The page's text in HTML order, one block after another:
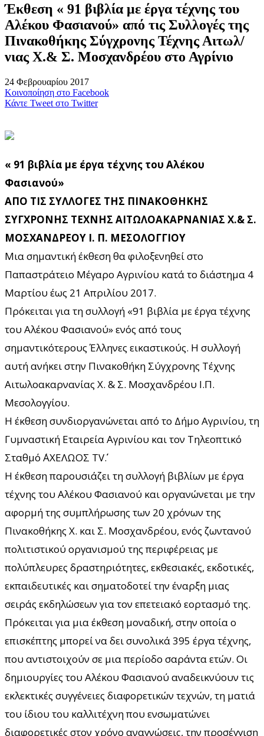
Έκθεση « 91 βιβλία με έργα τέχνης του
Αλέκου Φασιανού» από τις Συλλογές της
Πινακοθήκης Σύγχρονης Τέχνης Αιτωλ/
νιας Χ.& Σ. Μοσχανδρέου στο Αγρίνιο
24 Φεβρουαρίου 2017
Κοινοποίηση στο Facebook
Κάντε Tweet στο Twitter
« 91 βιβλία με έργα τέχνης του Αλέκου
Φασιανού»
ΑΠΟ ΤΙΣ ΣΥΛΛΟΓΕΣ ΤΗΣ ΠΙΝΑΚΟΘΗΚΗΣ
ΣΥΓΧΡΟΝΗΣ ΤΕΧΝΗΣ ΑΙΤΩΛΟΑΚΑΡΝΑΝΙΑΣ Χ.& Σ.
ΜΟΣΧΑΝΔΡΕΟΥ Ι. Π. ΜΕΣΟΛΟΓΓΙΟΥ
Μια σημαντική έκθεση θα φιλοξενηθεί στο
Παπαστράτειο Μέγαρο Αγρινίου κατά το διάστημα 4
Μαρτίου έως 21 Απριλίου 2017.
Πρόκειται για τη συλλογή «91 βιβλία με έργα τέχνης
του Αλέκου Φασιανού» ενός από τους
σημαντικότερους Έλληνες εικαστικούς. Η συλλογή
αυτή ανήκει στην Πινακοθήκη Σύγχρονης Τέχνης
Αιτωλοακαρνανίας Χ. & Σ. Μοσχανδρέου Ι.Π.
Μεσολογγίου.
Η έκθεση συνδιοργανώνεται από το Δήμο Αγρινίου, τη
Γυμναστική Εταιρεία Αγρινίου και τον Τηλεοπτικό
Σταθμό ΄΄ΑΧΕΛΩΟΣ TV΄΄.
Η έκθεση παρουσιάζει τη συλλογή βιβλίων με έργα
τέχνης του Αλέκου Φασιανού και οργανώνεται με την
αφορμή της συμπλήρωσης των 20 χρόνων της
Πινακοθήκης Χ. και Σ. Μοσχανδρέου, ενός ζωντανού
πολιτιστικού οργανισμού της περιφέρειας με
πολύπλευρες δραστηριότητες, εκθεσιακές, εκδοτικές,
εκπαιδευτικές και σηματοδοτεί την έναρξη μιας
σειράς εκδηλώσεων για τον επετειακό εορτασμό της.
Πρόκειται για μια έκθεση μοναδική, στην οποία ο
επισκέπτης μπορεί να δει συνολικά 395 έργα τέχνης,
που αντιστοιχούν σε μια περίοδο σαράντα ετών. Οι
δημιουργίες του Αλέκου Φασιανού αναδεικνύουν τις
εκλεκτικές συγγένειες διαφορετικών τεχνών, τη ματιά
του ίδιου του καλλιτέχνη που ενσωματώνει
διαφορετικές στον χρόνο αναγνώσεις, την προσέγγιση